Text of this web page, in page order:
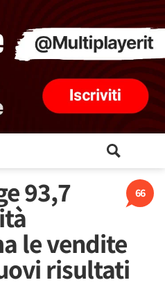
66
93,7
le vendite
risultati